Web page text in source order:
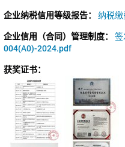
企业纳税信用等级报告：
纳税
企业信用（合同）管理制度：
004(A0)-2024.pdf
获奖证书：